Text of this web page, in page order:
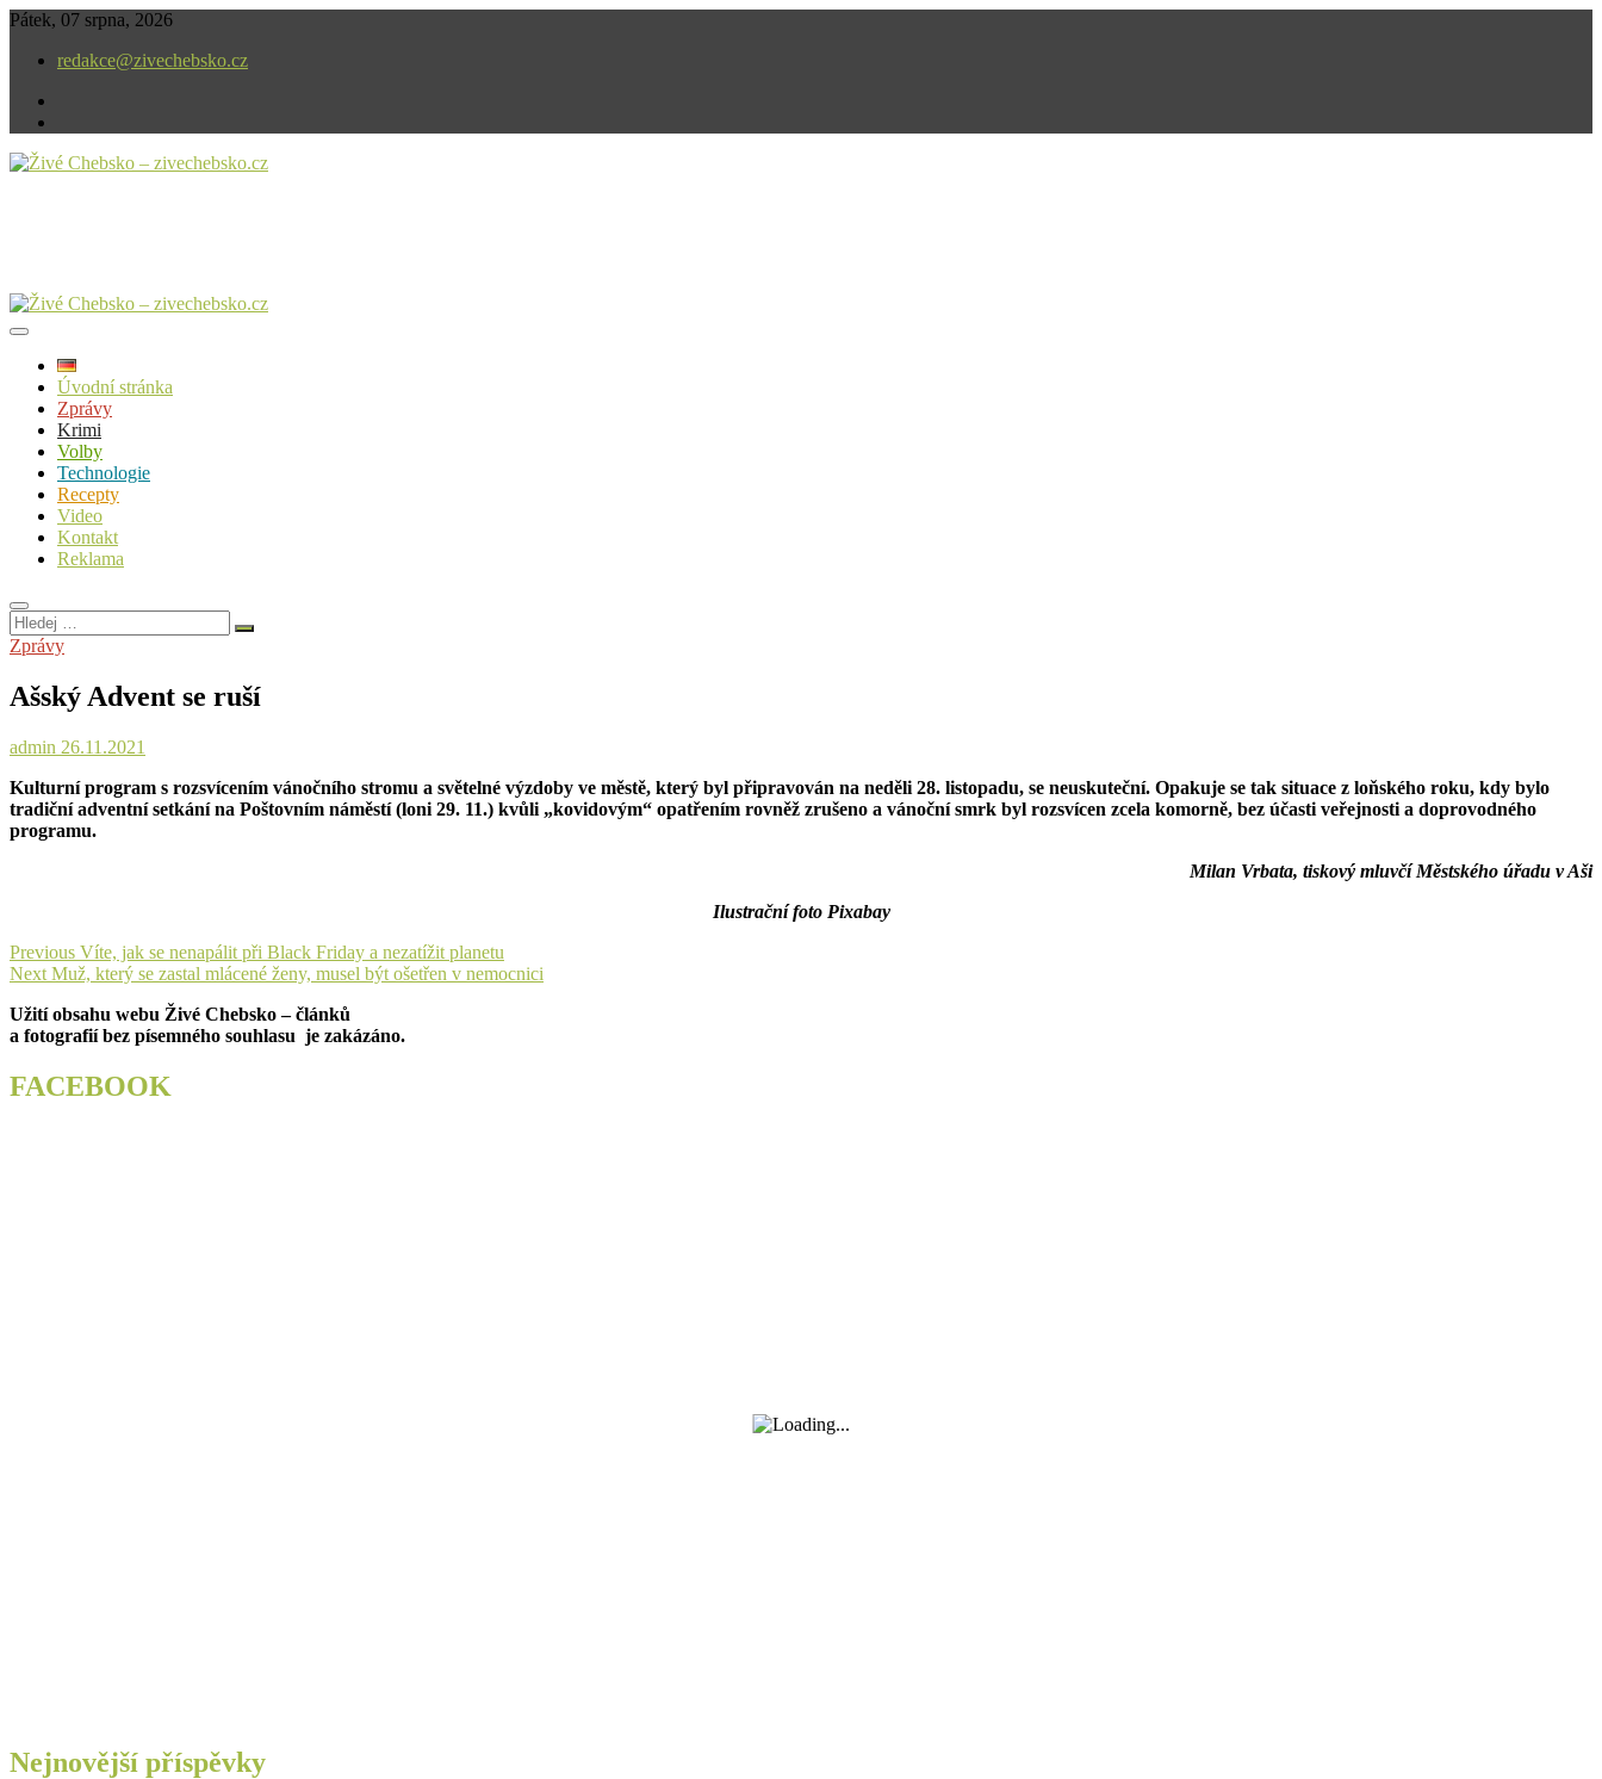
Skip
content
Pátek, 07 srpna, 2026
redakce@zivechebsko.cz
Úvodní stránka
Zprávy
Krimi
Volby
Technologie
Recepty
Video
Kontakt
Reklama
Hledej
…
Zprávy
Ašský Advent se ruší
admin 26.11.2021
Kulturní program s rozsvícením vánočního stromu a světelné výzdoby ve městě, který byl připravován na neděli 28. listopadu, se neuskuteční. Opakuje se tak situace z loňského roku, kdy bylo
tradiční adventní setkání na Poštovním náměstí (loni 29. 11.) kvůli „kovidovým“ opatřením rovněž zrušeno a vánoční smrk byl rozsvícen zcela komorně, bez účasti veřejnosti a doprovodného
programu.
Milan Vrbata, tiskový mluvčí Městského úřadu v Aši
Ilustrační foto Pixabay
Navigace
pro
příspěvek
Previous Previous
post:
Víte, jak se nenapálit při Black Friday a nezatížit planetu
Next Next
Muž, který se zastal mlácené ženy, musel být ošetřen v nemocnici
Užití obsahu webu Živé Chebsko – článků
a fotografií bez písemného souhlasu je zakázáno.
FACEBOOK
Nejnovější příspěvky